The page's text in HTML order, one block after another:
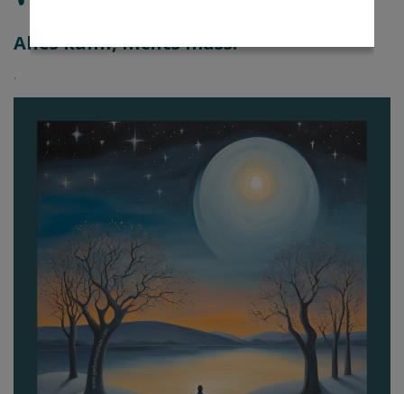
Alles kann, nichts muss!
.